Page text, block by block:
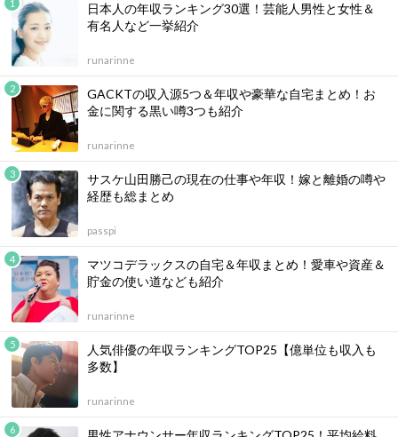
日本人の年収ランキング30選！芸能人男性と女性＆
有名人など一挙紹介
runarinne
GACKTの収入源5つ＆年収や豪華な自宅まとめ！お
金に関する黒い噂3つも紹介
runarinne
サスケ山田勝己の現在の仕事や年収！嫁と離婚の噂や
経歴も総まとめ
passpi
マツコデラックスの自宅＆年収まとめ！愛車や資産＆
貯金の使い道なども紹介
runarinne
人気俳優の年収ランキングTOP25【億単位も収入も
多数】
runarinne